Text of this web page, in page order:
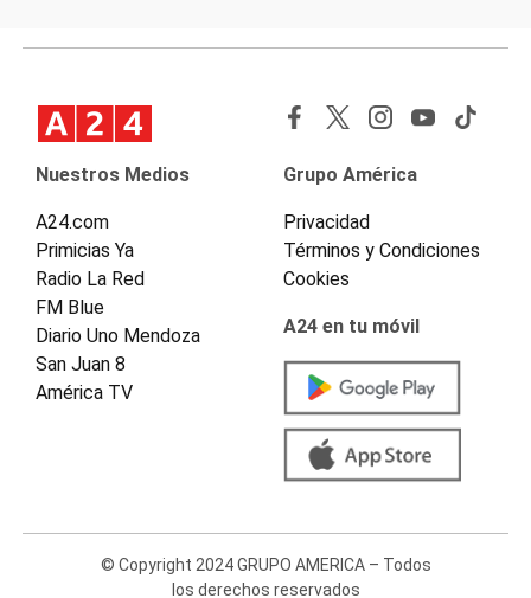
Nuestros Medios
A24.com
Primicias Ya
Radio La Red
FM Blue
Diario Uno Mendoza
San Juan 8
América TV
Grupo América
Privacidad
Términos y Condiciones
Cookies
A24 en tu móvil
© Copyright 2024 GRUPO AMERICA – Todos
los derechos reservados